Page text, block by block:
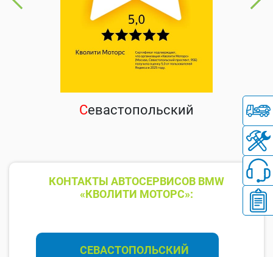
Севастопольский
КОНТАКТЫ АВТОСЕРВИСОВ BMW
«КВОЛИТИ МОТОРС»:
СЕВАСТОПОЛЬСКИЙ